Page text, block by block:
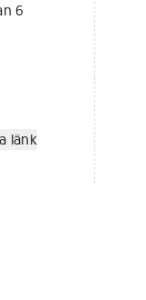
6
länk